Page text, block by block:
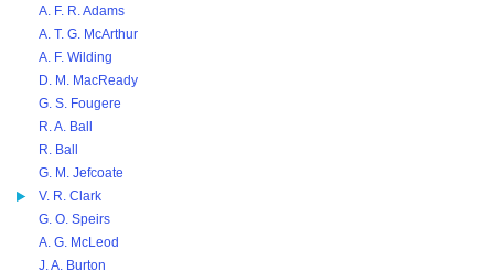
A. F. R. Adams
A. T. G. McArthur
A. F. Wilding
D. M. MacReady
G. S. Fougere
R. A. Ball
R. Ball
G. M. Jefcoate
V. R. Clark
G. O. Speirs
A. G. McLeod
J. A. Burton